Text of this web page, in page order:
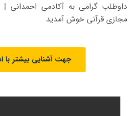
داوطلب گرامی به آکادمی احمدانی |
مجازی قرآنی خوش آمدید
جهت آشنایی بیشتر با